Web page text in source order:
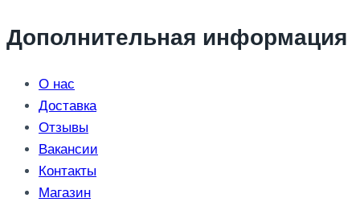
Дополнительная информация
О нас
Доставка
Отзывы
Вакансии
Контакты
Магазин